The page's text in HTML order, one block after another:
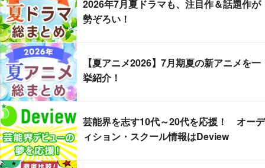
2026年7月夏ドラマも、注目作＆話題作が
勢ぞろい！
【夏アニメ2026】7月期夏の新アニメを一
挙紹介！
芸能界を志す10代～20代を応援！ オーデ
ィション・スクール情報はDeview